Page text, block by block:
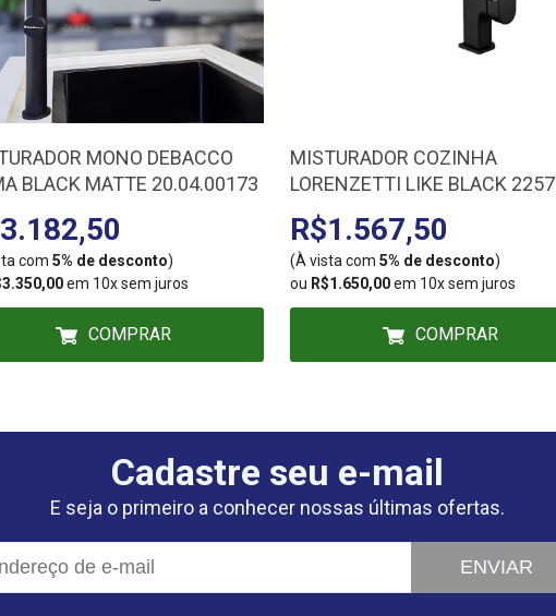
MONO DEBACCO
BLACK MATTE 20.04.00173
com 5% de desconto)
em 10x sem juros
COMPRAR
MISTURADOR COZINHA
LORENZETTI LIKE BLACK 2257
B78 7048529
R$1.567,50
(À vista com 5% de desconto)
ou R$1.650,00em 10x sem juros
COMPRAR
Cadastre seu e-mail
E seja o primeiro a conhecer nossas últimas ofertas.
ENVIAR